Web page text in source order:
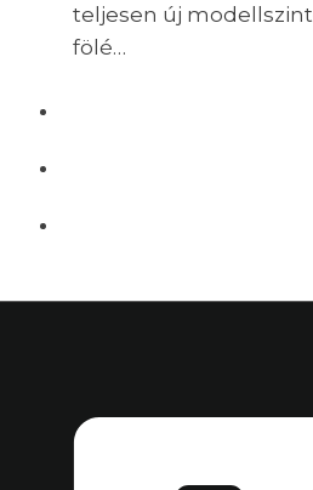
teljesen új
fölé…